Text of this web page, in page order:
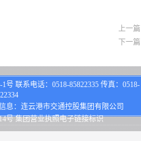
上一
下一
联系电话：0518-85822335 传真：0518-
息：连云港市交通控股集团有限公司
号 集团营业执照电子链接标识